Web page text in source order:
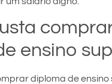
ensino
diploma de ensino